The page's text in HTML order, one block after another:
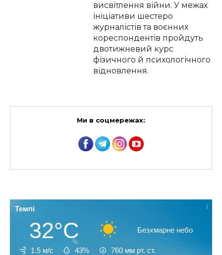
висвітлення війни. У межах
ініціативи шестеро
журналістів та воєнних
кореспондентів пройдуть
двотижневий курс
фізичного й психологічного
відновлення.
Ми в соцмережах:
Темпі
32°C Безхмарне небо
1.5 м/с 43% 760 мм рт. ст.